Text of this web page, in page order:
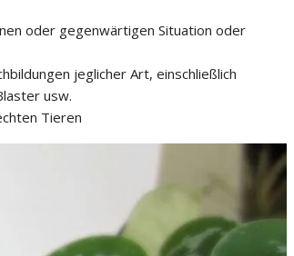
oder gegenwärtigen Situation oder
jeglicher Art, einschließlich
usw.
Tieren